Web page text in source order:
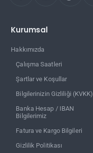
Kurumsal
Hakkımızda
Çalışma Saatleri
Şartlar ve Koşullar
Bilgilerinizin Gizliliği (KVKK)
Banka Hesap / IBAN
Bilgilerimiz
Fatura ve Kargo Bilgileri
Gizlilik Politikası